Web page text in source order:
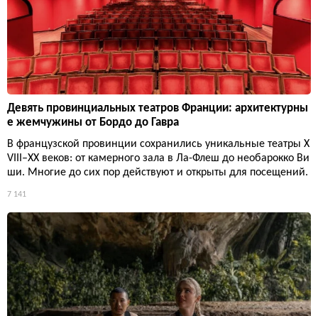
Девять провинциальных театров Франции: архитектурны
е жемчужины от Бордо до Гавра
В французской провинции сохранились уникальные театры X
VIII–XX веков: от камерного зала в Ла-Флеш до необарокко Ви
ши. Многие до сих пор действуют и открыты для посещений.
7 141